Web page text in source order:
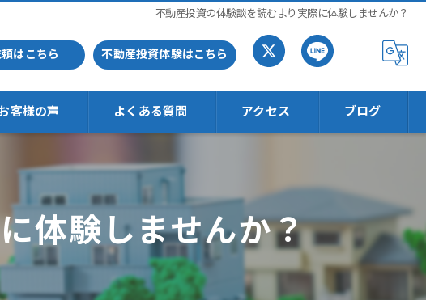
不動産投資の体験談を読むより実際に体験しませんか？
はこちら 不動産投資体験はこちら
客様の声 よくある質問 アクセス ブログ
体験しませんか？